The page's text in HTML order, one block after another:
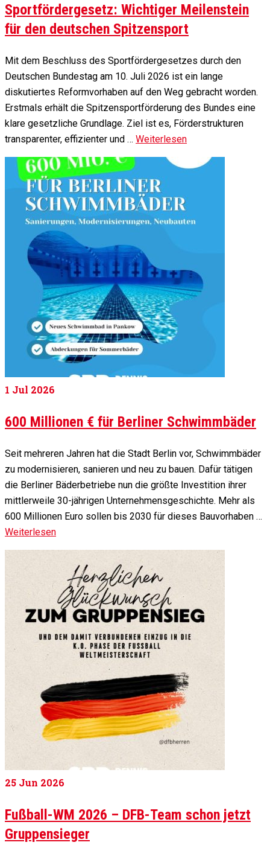
Sportfördergesetz: Wichtiger Meilenstein
für den deutschen Spitzensport
Mit dem Beschluss des Sportfördergesetzes durch den
Deutschen Bundestag am 10. Juli 2026 ist ein lange
diskutiertes Reformvorhaben auf den Weg gebracht worden.
Erstmals erhält die Spitzensportförderung des Bundes eine
klare gesetzliche Grundlage. Ziel ist es, Förderstrukturen
transparenter, effizienter und … Weiterlesen
1 Jul 2026
600 Millionen € für Berliner Schwimmbäder
Seit mehreren Jahren hat die Stadt Berlin vor, Schwimmbäder
zu modernisieren, sanieren und neu zu bauen. Dafür tätigen
die Berliner Bäderbetriebe nun die größte Investition ihrer
mittlerweile 30-jährigen Unternehmensgeschichte. Mehr als
600 Millionen Euro sollen bis 2030 für dieses Bauvorhaben …
Weiterlesen
25 Jun 2026
Fußball-WM 2026 – DFB-Team schon jetzt
Gruppensieger